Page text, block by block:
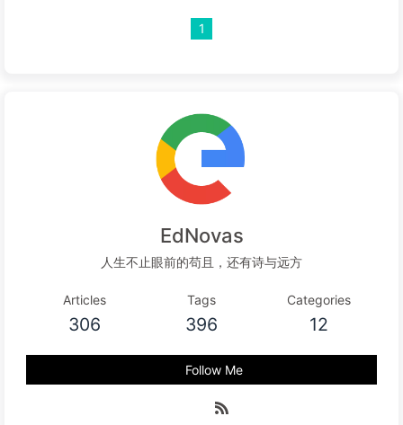
1
EdNovas
人生不止眼前的苟且，还有诗与远方
Articles
306
Tags
396
Categories
12
Follow Me